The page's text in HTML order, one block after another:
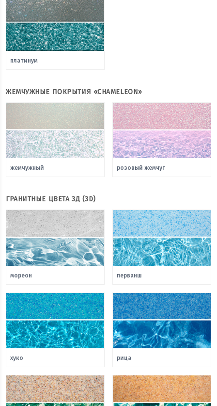
платинум
ЖЕМЧУЖНЫЕ ПОКРЫТИЯ «CHAMELEON»
жемчужный розовый жемчуг
ГРАНИТНЫЕ ЦВЕТА 3Д (3D)
мореон перванш
хуко рица